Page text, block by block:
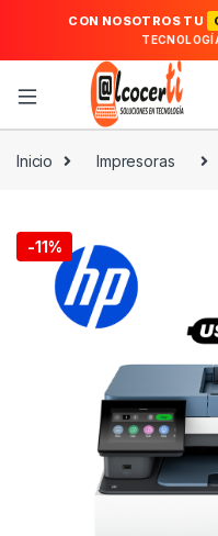
CON NOSOTROS TU
Inicio Impresoras
-11%